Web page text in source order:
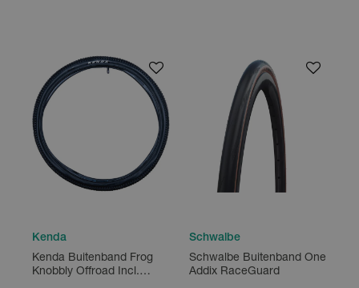
Kenda
Kenda Buitenband Frog
Knobbly Offroad Incl.
Schwalbe
Schwalbe Buitenband One
Addix RaceGuard